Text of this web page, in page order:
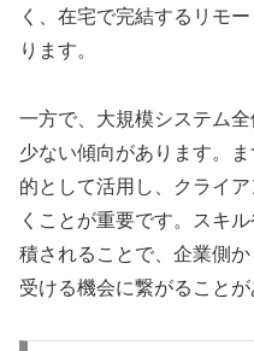
く、在宅で完結するリモ
ります。
一方で、大規模システム
少ない傾向があります。
的として活用し、クライ
くことが重要です。スキ
積されることで、企業側
受ける機会に繋がることが